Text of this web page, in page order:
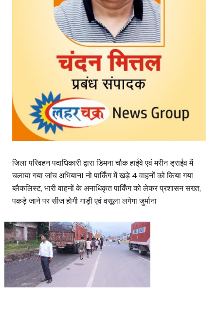
जिला परिवहन पदाधिकारी द्वारा डिमना चौक हाईवे एवं मरीन ड्राईव में
चलाया गया जांच अभियानl नो पार्किंग में खड़े 4 वाहनों को किया गया
ब्लैकलिस्ट, भारी वाहनों के अनाधिकृत पार्किंग को लेकर प्रशासन सख्त,
पकड़े जाने पर सीज होगी गाड़ी एवं वसूला लगेगा जुर्माना